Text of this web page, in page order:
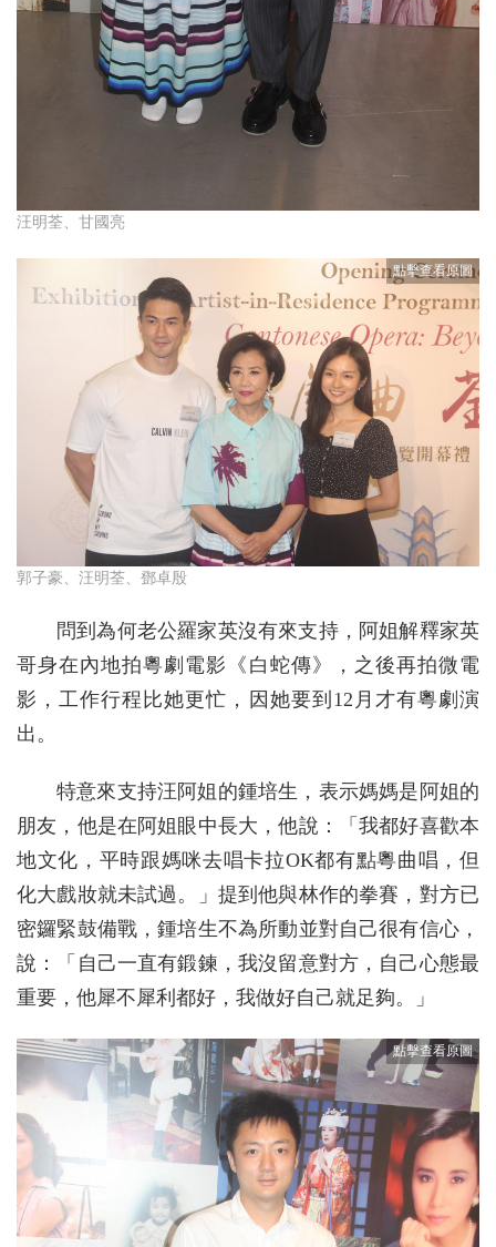
汪明荃、甘國亮
郭子豪、汪明荃、鄧卓殷
問到為何老公羅家英沒有來支持，阿姐解釋家英
哥身在內地拍粵劇電影《白蛇傳》，之後再拍微電
影，工作行程比她更忙，因她要到12月才有粵劇演
出。
特意來支持汪阿姐的鍾培生，表示媽媽是阿姐的
朋友，他是在阿姐眼中長大，他說：「我都好喜歡本
地文化，平時跟媽咪去唱卡拉OK都有點粵曲唱，但
化大戲妝就未試過。」提到他與林作的拳賽，對方已
密鑼緊鼓備戰，鍾培生不為所動並對自己很有信心，
說：「自己一直有鍛鍊，我沒留意對方，自己心態最
重要，他犀不犀利都好，我做好自己就足夠。」